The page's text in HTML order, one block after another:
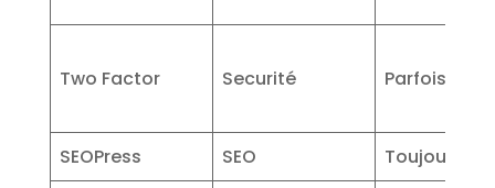
Two Factor Securité Parfois
SEOPress SEO
Toujours